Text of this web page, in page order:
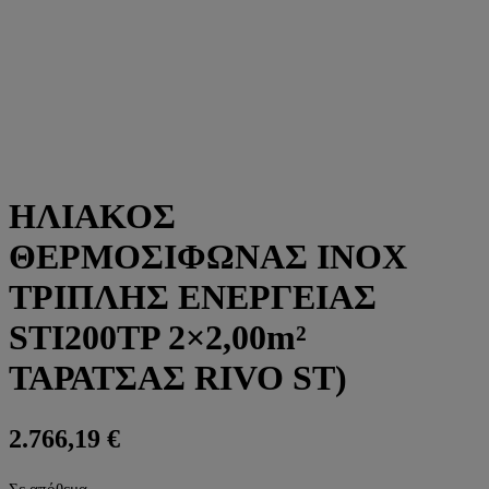
ΗΛΙΑΚΟΣ
ΘΕΡΜΟΣΙΦΩΝΑΣ ΙΝΟΧ
ΤΡΙΠΛΗΣ ΕΝΕΡΓΕΙΑΣ
STI200TP 2×2,00m²
ΤΑΡΑΤΣΑΣ RIVO ST)
2.766,19 €